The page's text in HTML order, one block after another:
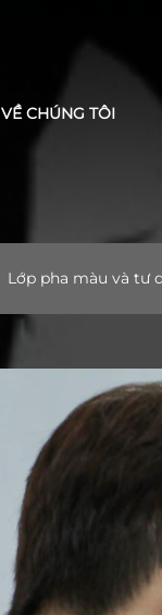
VỀ CHÚNG TÔI
Lớp pha màu và tư